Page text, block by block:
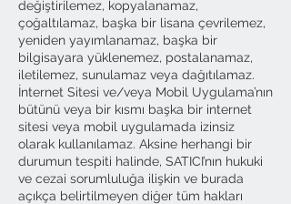
değiştirilemez, kopyalanamaz,
çoğaltılamaz, başka bir lisana çevrilemez,
yeniden yayımlanamaz, başka bir
bilgisayara yüklenemez, postalanamaz,
iletilemez, sunulamaz veya dağıtılamaz.
İnternet Sitesi ve/veya Mobil Uygulama’nın
bütünü veya bir kısmı başka bir internet
sitesi veya mobil uygulamada izinsiz
olarak kullanılamaz. Aksine herhangi bir
durumun tespiti halinde, SATICI’nın hukuki
ve cezai sorumluluğa ilişkin ve burada
açıkça belirtilmeyen diğer tüm hakları